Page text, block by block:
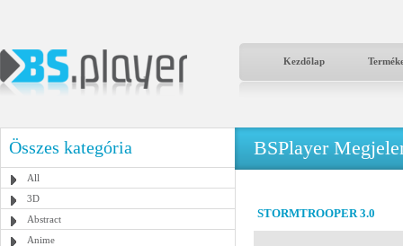
Kezdőlap
Összes kategória
All
3D
Abstract
Anime
BSPlayer
STORMTROOPER 3.0